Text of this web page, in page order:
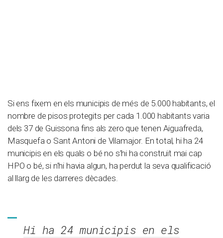
Si ens fixem en els municipis de més de 5.000 habitants, el
nombre de pisos protegits per cada 1.000 habitants varia
dels 37 de Guissona fins als zero que tenen Aiguafreda,
Masquefa o Sant Antoni de Vilamajor. En total, hi ha 24
municipis en els quals o bé no s’hi ha construït mai cap
HPO o bé, si n’hi havia algun, ha perdut la seva qualificació
al llarg de les darreres dècades.
Hi ha 24 municipis en els